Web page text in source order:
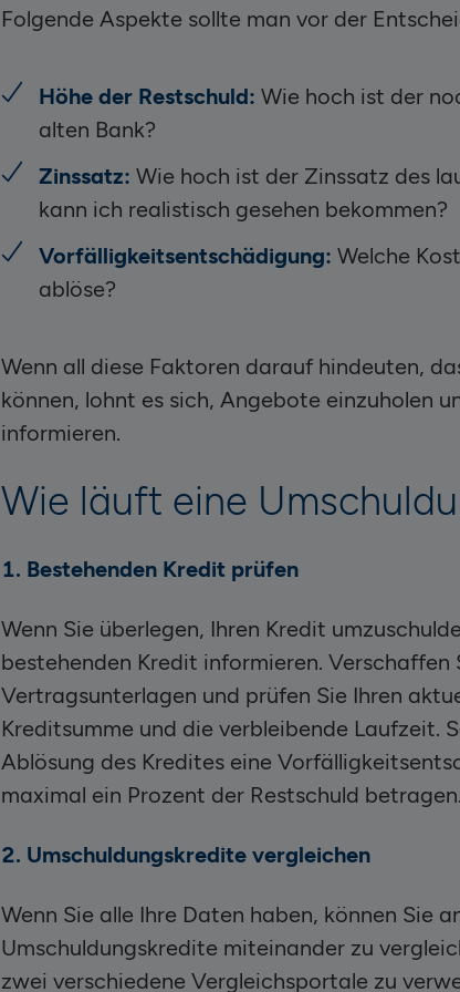
Folgende Aspekte sollte man vor der
Höhe der Restschuld: Wie hoch ist der
alten Bank?
Zinssatz: Wie hoch ist der Zinssatz des
kann ich realistisch gesehen bekommen?
Vorfälligkeitsentschädigung: Welche
ablöse?
Wenn all diese Faktoren darauf hindeuten,
können, lohnt es sich, Angebote einzuholen
informieren.
Wie läuft eine
1. Bestehenden Kredit prüfen
Wenn Sie überlegen, Ihren Kredit
bestehenden Kredit informieren. Verschaffen
Vertragsunterlagen und prüfen Sie Ihren
Kreditsumme und die verbleibende Laufzeit.
Ablösung des Kredites eine
maximal ein Prozent der Restschuld betragen.
2. Umschuldungskredite vergleichen
Wenn Sie alle Ihre Daten haben, können Sie
Umschuldungskredite miteinander zu
zwei verschiedene Vergleichsportale zu